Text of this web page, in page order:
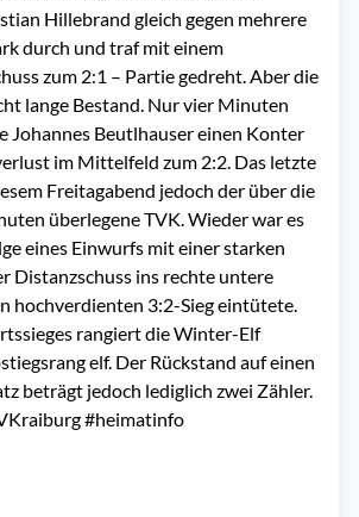
Hillebrand gleich gegen mehrere
durch und traf mit einem
zum 2:1 – Partie gedreht. Aber die
lange Bestand. Nur vier Minuten
Johannes Beutlhauser einen Konter
im Mittelfeld zum 2:2. Das letzte
Freitagabend jedoch der über die
überlegene TVK. Wieder war es
eines Einwurfs mit einer starken
Distanzschuss ins rechte untere
hochverdienten 3:2-Sieg eintütete.
rangiert die Winter-Elf
elf. Der Rückstand auf einen
beträgt jedoch lediglich zwei Zähler.
#heimatinfo